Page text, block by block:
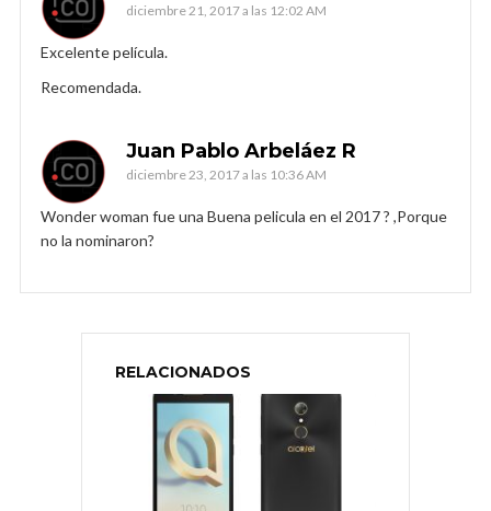
diciembre 21, 2017 a las 12:02 AM
Excelente película.
Recomendada.
Juan Pablo Arbeláez R
diciembre 23, 2017 a las 10:36 AM
Wonder woman fue una Buena pelicula en el 2017 ? ,Porque
no la nominaron?
RELACIONADOS